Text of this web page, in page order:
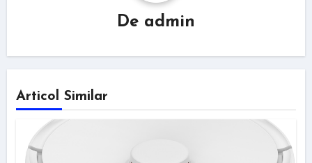
De admin
Articol Similar